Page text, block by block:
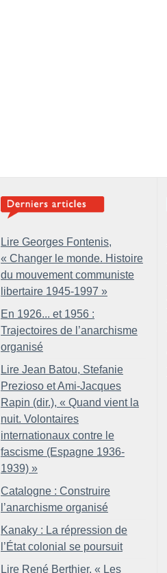
Lire Georges Fontenis,
« Changer le monde. Histoire
du mouvement communiste
libertaire 1945-1997 »
En 1926... et 1956 :
Trajectoires de l’anarchisme
organisé
Lire Jean Batou, Stefanie
Prezioso et Ami-Jacques
Rapin (dir.), « Quand vient la
nuit. Volontaires
internationaux contre le
fascisme (Espagne 1936-
1939) »
Catalogne : Construire
l’anarchisme organisé
Kanaky : La répression de
l’État colonial se poursuit
Lire René Berthier, « Les